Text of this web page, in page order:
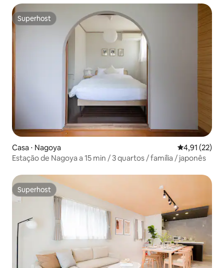
Superhost
Superhost
Casa ⋅ Nagoya 4,91 de uma
4,91 (22)
Estação de Nagoya a 15 min / 3 quartos / família / japonês
Superhost
Superhost